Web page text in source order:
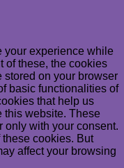
your experience while
of these, the cookies
stored on your browser
basic functionalities of
that help us
this website. These
only with your consent.
cookies. But
affect your browsing